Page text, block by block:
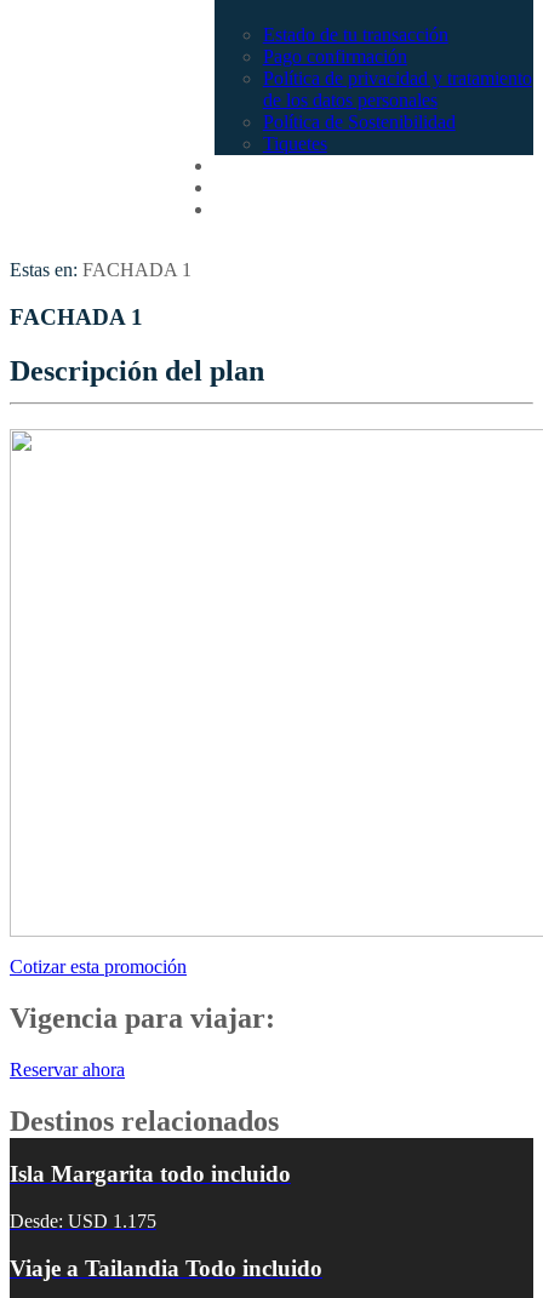
Estado de tu transacción
Pago confirmación
Política de privacidad y tratamiento
de los datos personales
Política de Sostenibilidad
Tiquetes
Estas en: FACHADA 1
FACHADA 1
Descripción del plan
Cotizar esta promoción
Vigencia para viajar:
Reservar ahora
Destinos relacionados
Isla Margarita todo incluido
Desde: USD 1.175
Viaje a Tailandia Todo incluido